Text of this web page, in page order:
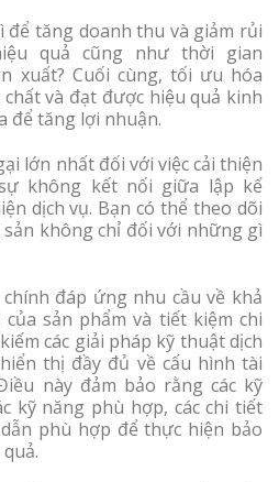
để tăng doanh thu và giảm rủi
quả cũng như thời gian
xuất? Cuối cùng, tối ưu hóa
và đạt được hiệu quả kinh
để tăng lợi nhuận.
lớn nhất đối với việc cải thiện
không kết nối giữa lập kế
dịch vụ. Bạn có thể theo dõi
không chỉ đối với những gì
đáp ứng nhu cầu về khả
sản phẩm và tiết kiệm chi
các giải pháp kỹ thuật dịch
thị đầy đủ về cấu hình tài
này đảm bảo rằng các kỹ
kỹ năng phù hợp, các chi tiết
phù hợp để thực hiện bảo